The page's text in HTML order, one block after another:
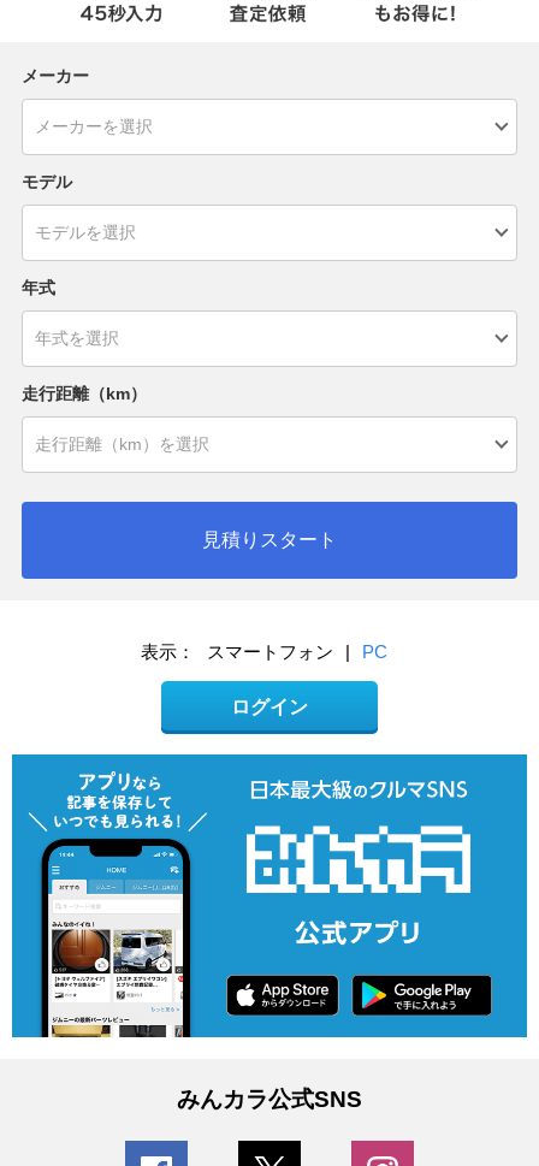
メーカー
モデル
年式
走行距離（km）
見積りスタート
表示： スマートフォン | PC
ログイン
みんカラ公式SNS